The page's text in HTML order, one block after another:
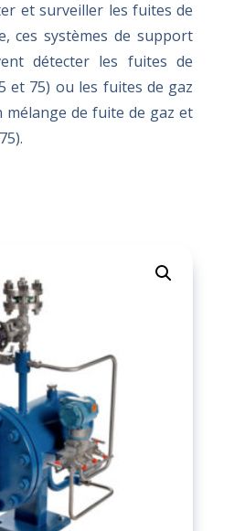
et surveiller les fuites de
ces systèmes de support
détecter les fuites de
et 75) ou les fuites de gaz
mélange de fuite de gaz et